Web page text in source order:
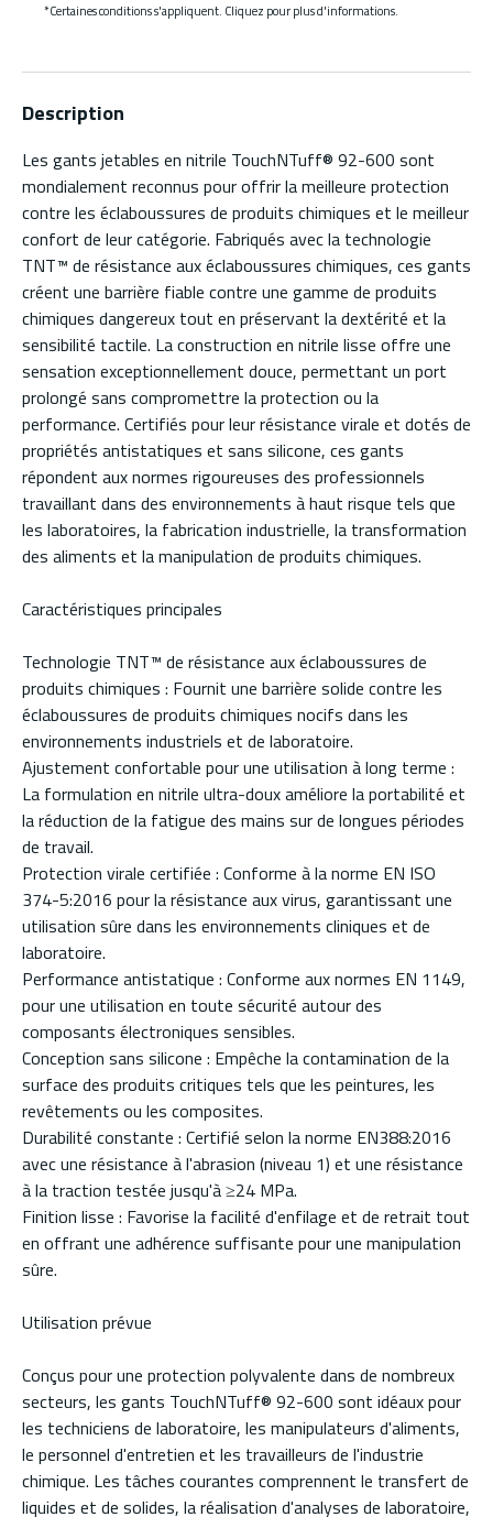
*Certaines conditions s'appliquent. Cliquez pour plus d'informations.
Description
Les gants jetables en nitrile TouchNTuff® 92-600 sont
mondialement reconnus pour offrir la meilleure protection
contre les éclaboussures de produits chimiques et le meilleur
confort de leur catégorie. Fabriqués avec la technologie
TNT™ de résistance aux éclaboussures chimiques, ces gants
créent une barrière fiable contre une gamme de produits
chimiques dangereux tout en préservant la dextérité et la
sensibilité tactile. La construction en nitrile lisse offre une
sensation exceptionnellement douce, permettant un port
prolongé sans compromettre la protection ou la
performance. Certifiés pour leur résistance virale et dotés de
propriétés antistatiques et sans silicone, ces gants
répondent aux normes rigoureuses des professionnels
travaillant dans des environnements à haut risque tels que
les laboratoires, la fabrication industrielle, la transformation
des aliments et la manipulation de produits chimiques.
Caractéristiques principales
Technologie TNT™ de résistance aux éclaboussures de
produits chimiques : Fournit une barrière solide contre les
éclaboussures de produits chimiques nocifs dans les
environnements industriels et de laboratoire.
Ajustement confortable pour une utilisation à long terme :
La formulation en nitrile ultra-doux améliore la portabilité et
la réduction de la fatigue des mains sur de longues périodes
de travail.
Protection virale certifiée : Conforme à la norme EN ISO
374-5:2016 pour la résistance aux virus, garantissant une
utilisation sûre dans les environnements cliniques et de
laboratoire.
Performance antistatique : Conforme aux normes EN 1149,
pour une utilisation en toute sécurité autour des
composants électroniques sensibles.
Conception sans silicone : Empêche la contamination de la
surface des produits critiques tels que les peintures, les
revêtements ou les composites.
Durabilité constante : Certifié selon la norme EN388:2016
avec une résistance à l'abrasion (niveau 1) et une résistance
à la traction testée jusqu'à ≥24 MPa.
Finition lisse : Favorise la facilité d'enfilage et de retrait tout
en offrant une adhérence suffisante pour une manipulation
sûre.
Utilisation prévue
Conçus pour une protection polyvalente dans de nombreux
secteurs, les gants TouchNTuff® 92-600 sont idéaux pour
les techniciens de laboratoire, les manipulateurs d'aliments,
le personnel d'entretien et les travailleurs de l'industrie
chimique. Les tâches courantes comprennent le transfert de
liquides et de solides, la réalisation d'analyses de laboratoire,